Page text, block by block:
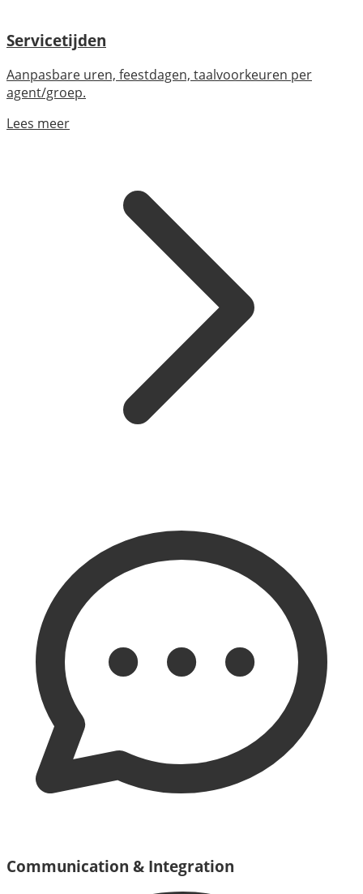
Servicetijden
Aanpasbare uren, feestdagen, taalvoorkeuren per
agent/groep.
Lees meer
Communication & Integration